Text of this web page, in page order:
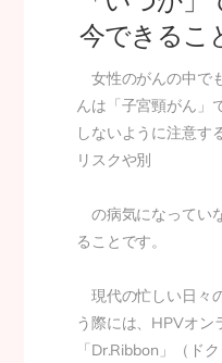
今できるこ
女性のがんの中で
んは「子宮頸がん」
しないように注意す
リスクや別
の病気になってい
ることです。
現代の忙しい日々
う際には、HPVオン
「Dr.Ribbon」（ド